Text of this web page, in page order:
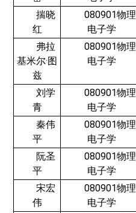
揣晓
红
080901物理
电子学
弗拉
基米尔·图
兹
080901物理
电子学
刘学
青
080901物理
电子学
秦伟
平
080901物理
电子学
阮圣
平
080901物理
电子学
宋宏
伟
080901物理
电子学